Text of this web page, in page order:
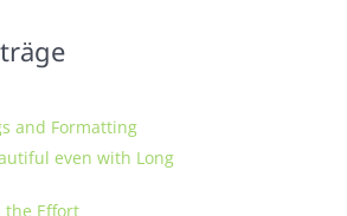
and Formatting
even with Long
the Effort